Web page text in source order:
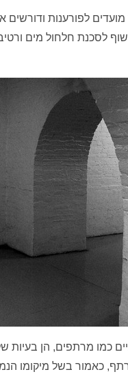
לפורענות ודורשים
לסכנת חלחול מים
כמו מרתפים, הן בעיות
כאמור בשל מיקומו